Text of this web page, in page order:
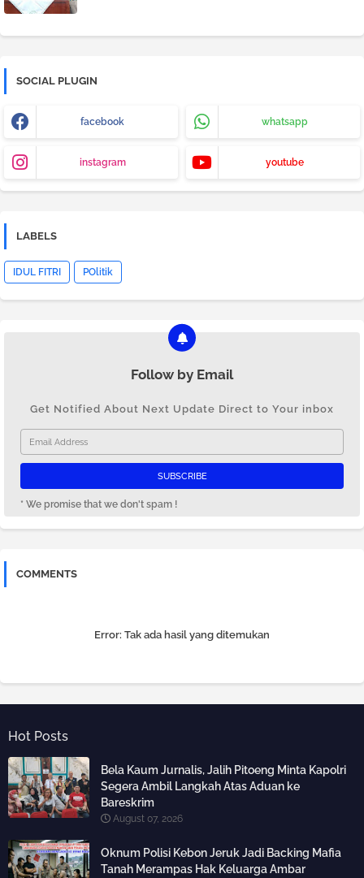
SOCIAL PLUGIN
facebook whatsapp
instagram youtube
LABELS
IDUL FITRI POlitik
Follow by Email
Get Notified About Next Update Direct to Your inbox
* We promise that we don't spam !
COMMENTS
Error: Tak ada hasil yang ditemukan
Hot Posts
Bela Kaum Jurnalis, Jalih Pitoeng Minta Kapolri
Segera Ambil Langkah Atas Aduan ke
Bareskrim
August 07, 2026
Oknum Polisi Kebon Jeruk Jadi Backing Mafia
Tanah Merampas Hak Keluarga Ambar